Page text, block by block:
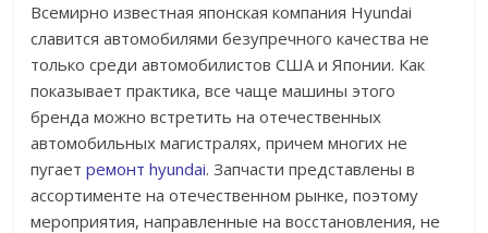
Всемирно известная японская компания Hyundai
славится автомобилями безупречного качества не
только среди автомобилистов США и Японии. Как
показывает практика, все чаще машины этого
бренда можно встретить на отечественных
автомобильных магистралях, причем многих не
пугаетремонт hyundai. Запчасти представлены в
ассортименте на отечественном рынке, поэтому
мероприятия, направленные на восстановления, не